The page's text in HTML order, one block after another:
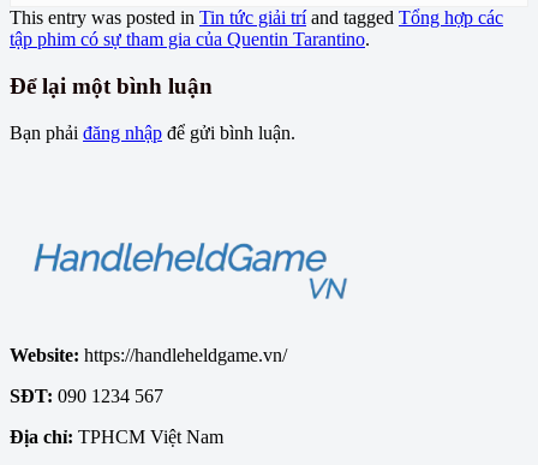
This entry was posted in Tin tức giải tríand tagged Tổng hợp các
tập phim có sự tham gia của Quentin Tarantino.
Để lại một bình luận
Bạn phải đăng nhập để gửi bình luận.
Website: https://handleheldgame.vn/
SĐT: 090 1234 567
Địa chỉ: TPHCM Việt Nam